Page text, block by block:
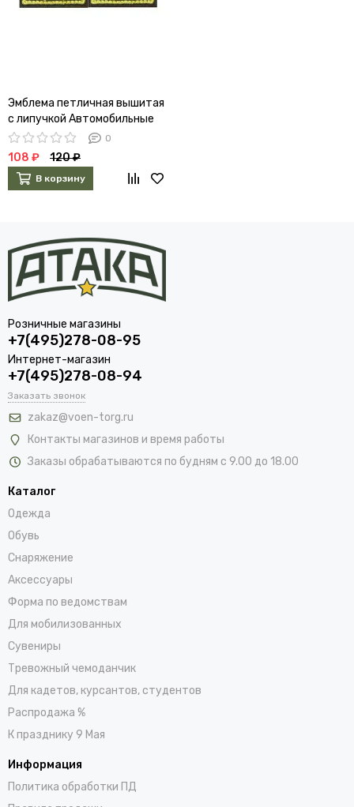
Эмблема петличная вышитая
с липучкой Автомобильные
войска
0
108 ₽ 120 ₽
В корзину
Розничные магазины
+7(495)278-08-95
Интернет-магазин
+7(495)278-08-94
Заказать звонок
zakaz@voen-torg.ru
Контакты магазинов и время работы
Заказы обрабатываются по будням с 9.00 до 18.00
Каталог
Одежда
Обувь
Снаряжение
Аксессуары
Форма по ведомствам
Для мобилизованных
Сувениры
Тревожный чемоданчик
Для кадетов, курсантов, студентов
Распродажа %
К празднику 9 Мая
Информация
Политика обработки ПД